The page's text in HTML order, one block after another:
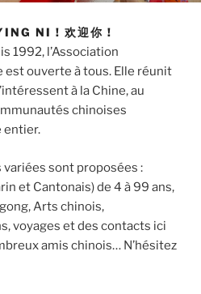
NI ! 欢迎你 !
1992, l’Association
ouverte à tous. Elle réunit
à la Chine, au
chinoises
entier.
sont proposées :
et Cantonais) de 4 à 99 ans,
Arts chinois,
voyages et des contacts ici
amis chinois… N’hésitez